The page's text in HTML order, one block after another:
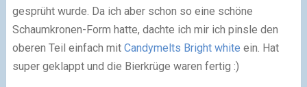
gesprüht wurde. Da ich aber schon so eine schöne
Schaumkronen-Form hatte, dachte ich mir ich pinsle den
oberen Teil einfach mit Candymelts Bright white ein. Hat
super geklappt und die Bierkrüge waren fertig :)